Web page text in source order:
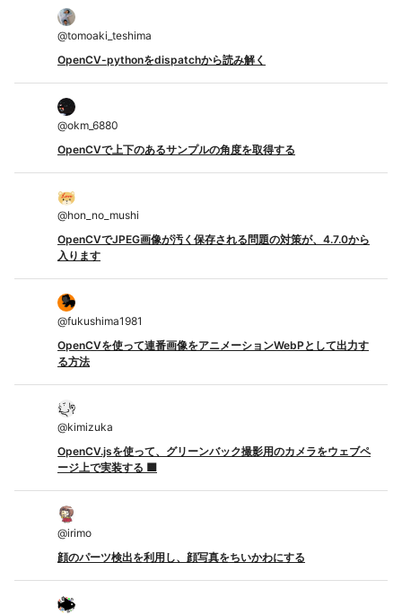
@tomoaki_teshima
OpenCV-pythonをdispatchから読み解く
@okm_6880
OpenCVで上下のあるサンプルの角度を取得する
@hon_no_mushi
OpenCVでJPEG画像が汚く保存される問題の対策が、4.7.0から
入ります
@fukushima1981
OpenCVを使って連番画像をアニメーションWebPとして出力す
る方法
@kimizuka
OpenCV.jsを使って、グリーンバック撮影用のカメラをウェブペ
ージ上で実装する 🟩
@irimo
顔のパーツ検出を利用し、顔写真をちいかわにする